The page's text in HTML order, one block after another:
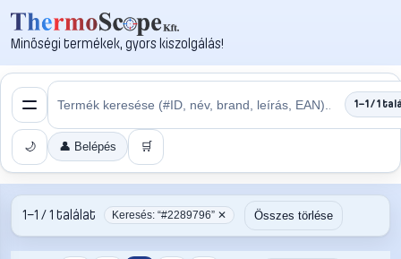
Minőségi termékek, gyors kiszolgálás!
1–1 / 1
🌙 👤 Belépés 🛒
1–1 / 1 találat Keresés: “#2289796” ✕ Összes törlése